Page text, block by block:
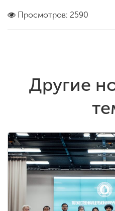
Просмотров: 2590
Другие